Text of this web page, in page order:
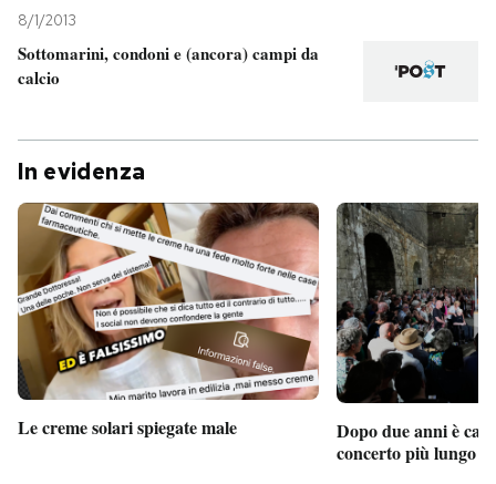
PODCAST
SHOP
CALENDARIO
8/1/2013
Sottomarini, condoni e (ancora) campi da
calcio
In evidenza
Le creme solari spiegate male
Dopo due anni è
concerto più lungo